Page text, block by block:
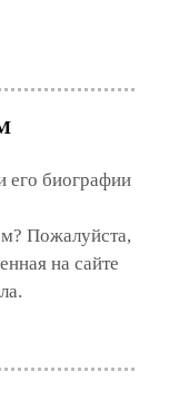
его биографии
Пожалуйста,
на сайте